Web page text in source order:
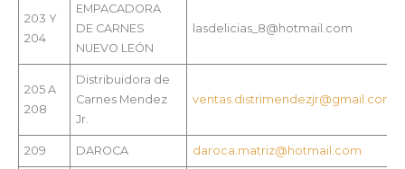
203 Y
204
EMPACADORA
DE CARNES
NUEVO LEÓN
lasdelicias_8@hotmail.com
205 A
208
Distribuidora de
Carnes Mendez
Jr.
ventas.distrimendezjr@gmail.com
209 DAROCA daroca.matriz@hotmail.com